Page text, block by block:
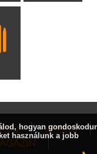
SPORT
hogyan
használunk a jobb